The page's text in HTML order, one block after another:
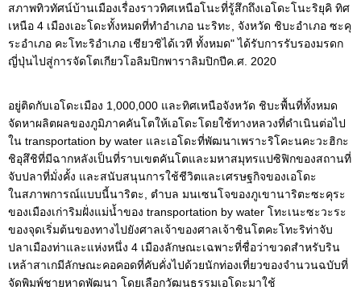
สภาพทิวทัศน์บ้านเมืองเรื่องราวทิศเหนือโนะที่รู้สึกถึงเอโดะโนะริยุคิ ทิศ
เหนือ 4 เมืองเอะโดะทั้งหมดที่ทำอำเภอ นะริทะ, จังหวัด ชิบะอำเภอ ซะคุ
ระอำเภอ คะโทะริอำเภอ เชียวชิได้เวที ทั้งหมด" ได้รับการรับรองมรดก
ญี่ปุ่นไปสู่การจัดโตเกียวโอลิมปิกพาราลิมปิกปีค.ศ. 2020
อยู่ติดกับเอโดะเมือง 1,000,000 และทิศเหนือจังหวัด ชิบะพื้นที่ทั้งหมด
จัดหาผลิตผลของภูมิภาคคันโตให้เอโดะโดยใช้ทางหลวงที่ดำเนินต่อไป
ใน transportation by water และเอโดะที่พัฒนาเพราะริโคะนคะวะฮิกะ
ชิอุสึชิที่มีฉากหลังเป็นที่ราบเขตคันโตและมหาสมุทรแปซิฟิกของสถานที่
จับปลาที่มั่งคั้ง และสนับสนุนการใช้ชีวิตและเศรษฐกิจของเอโดะ
ในสภาพการณ์แบบนี้นาริตะ, ตำบล มนเซนโจของภูเขานาริตะซะคุระ
ของเมืองเก่าริมฝั่งแม่น้ำของ transportation by water โทะเนะซะวะระ
ของจุดเริ่มต้นของทางไปยังศาลเจ้าของศาลเจ้าชินโตคะโทะริท่าจับ
ปลาเมืองท่าและแห่งหนึ่ง 4 เมืองลักษณะเฉพาะที่ชื่อว่าขวดสำหรับริน
เหล้าสาเกมีลักษณะคอคอดที่คับคั่งไปด้วยนักท่องเที่ยวของจำนวนฉบับที่
จัดพิมพ์ชายหาดพัฒนา โดยเลือกวัฒนธรรมเอโดะมาใช้